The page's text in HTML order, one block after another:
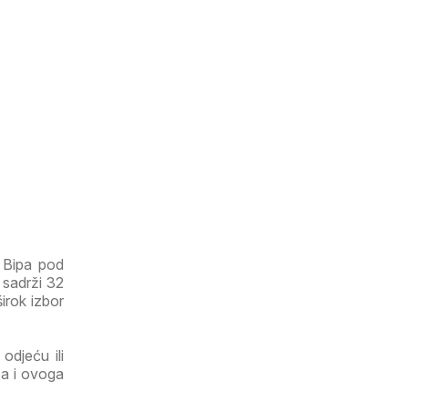
pod
32
izbor
ili
i ovoga